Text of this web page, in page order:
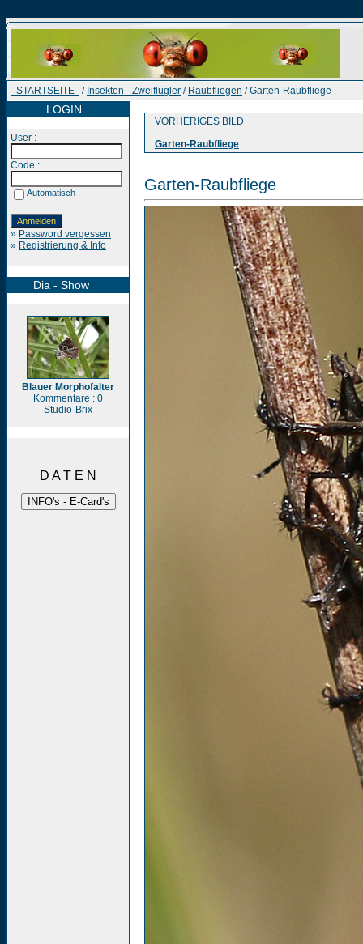
STARTSEITE / Insekten - Zweiflügler / Raubfliegen / Garten-Raubfliege
LOGIN
User :
Code :
Automatisch
» Password vergessen
» Registrierung & Info
Dia - Show
Blauer Morphofalter
Kommentare : 0
Studio-Brix
D A T E N
VORHERIGES BILD
Garten-Raubfliege
Garten-Raubfliege